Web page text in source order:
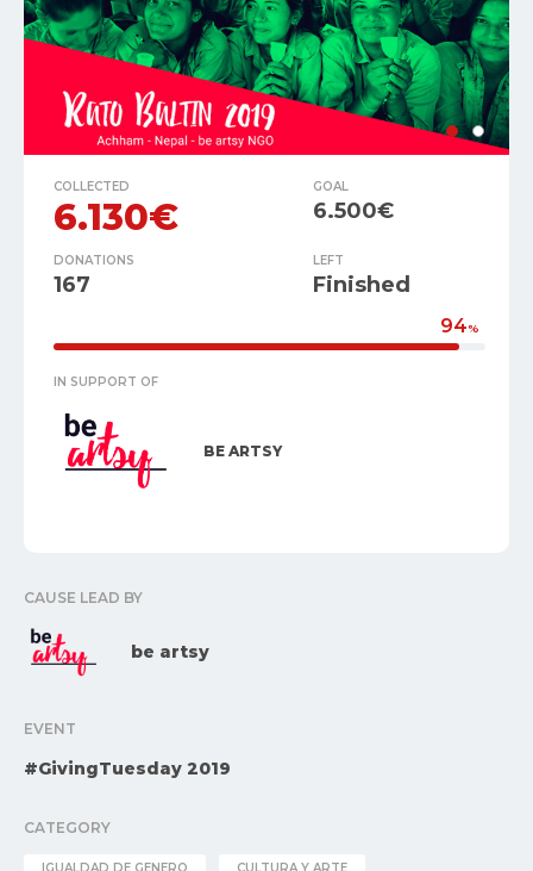
COLLECTED
6.130€
GOAL
6.500€
DONATIONS
167
LEFT
Finished
94%
IN SUPPORT OF
BE ARTSY
CAUSE LEAD BY
be artsy
EVENT
#GivingTuesday 2019
CATEGORY